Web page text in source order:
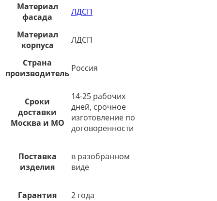
Материал
фасада
ЛДСП
Материал
корпуса
ЛДСП
Страна
производитель Россия
Сроки
доставки
Москва и МО
14-25 рабочих
дней, срочное
изготовление по
договоренности
Поставка
изделия
в разобранном
виде
Гарантия 2 года